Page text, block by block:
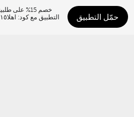
حمّل التطبيق